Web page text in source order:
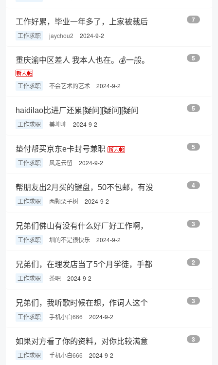
7
工作好累，毕业一年多了，上家被裁后
工作求职
jaychou2 2024-9-2
5
重庆渝中区差人 我本人也在。💰一般。
工作求职 不会艺术的艺术 2024-9-2
5
haidilao比进厂还累[疑问][疑问][疑问
工作求职
美坤坤 2024-9-2
5
垫付帮买京东e卡封号兼职
工作求职
风走云留 2024-9-2
4
帮朋友出2月买的键盘，50不包邮，有没
工作求职
两颗栗子树 2024-9-2
3
兄弟们佛山有没有什么好厂好工作啊，
工作求职
圳的不是很快乐 2024-9-2
2
兄弟们，在理发店当了5个月学徒，手都
工作求职
茶吧 2024-9-2
3
兄弟们，我听歌时候在想，作词人这个
工作求职
手机小白666 2024-9-2
3
如果对方看了你的资料，对你比较满意
工作求职
手机小白666 2024-9-2